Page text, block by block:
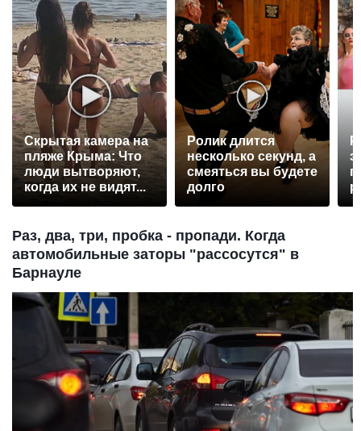
Скрытая камера на
пляже Крыма: Что
люди вытворяют,
когда их не видят...
Ролик длится
несколько секунд, а
смеяться вы будете
долго
Раз, два, три, пробка - пропади. Когда
автомобильные заторы "рассосутся" в
Барнауле